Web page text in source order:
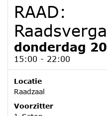
RAAD:
donderdag
15:00 - 22:00
Locatie
Raadzaal
Voorzitter